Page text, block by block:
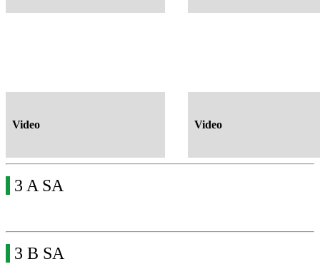
Video Video
3 A SA
3 B SA